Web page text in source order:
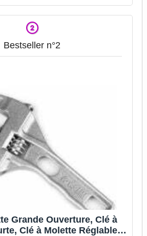
Bestseller n°2
Grande Ouverture, Clé à
Clé à Molette Réglable,